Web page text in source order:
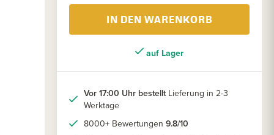
IN DEN WARENKORB
auf Lager
Vor 17:00 Uhr bestelltLieferung in 2-3
Werktage
8000+ Bewertungen 9.8/10